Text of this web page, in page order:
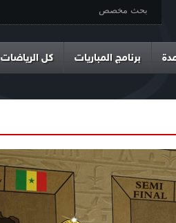
برنامج المباريات كل الرياضات